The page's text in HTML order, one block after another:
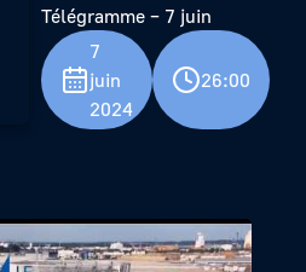
Télégramme – 7 juin
7
juin
2024
26:00